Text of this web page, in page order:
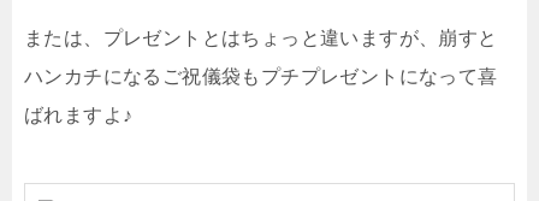
または、プレゼントとはちょっと違いますが、崩すと
ハンカチになるご祝儀袋もプチプレゼントになって喜
ばれますよ♪